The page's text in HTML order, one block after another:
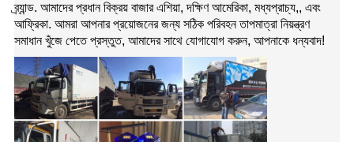
ব্র্যান্ড. আমাদের প্রধান বিক্রয় বাজার এশিয়া, দক্ষিণ আমেরিকা, মধ্যপ্রাচ্য,, এবং
আফ্রিকা. আমরা আপনার প্রয়োজনের জন্য সঠিক পরিবহন তাপমাত্রা নিয়ন্ত্রণ
সমাধান খুঁজে পেতে প্রস্তুত, আমাদের সাথে যোগাযোগ করুন, আপনাকে ধন্যবাদ!